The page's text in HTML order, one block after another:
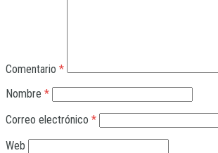
Comentario *
Nombre *
Correo electrónico *
Web